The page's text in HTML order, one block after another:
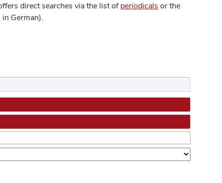
direct searches via the list ofperiodicals or the
German).